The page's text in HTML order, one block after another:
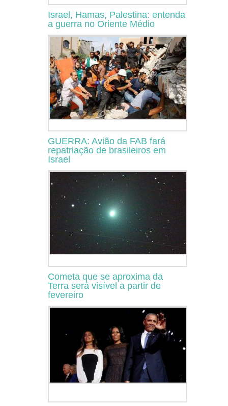
Israel, Hamas, Palestina: entenda
a guerra no Oriente Médio
GUERRA: Avião da FAB fará
repatriação de brasileiros em
Israel
Cometa que se aproxima da
Terra será visível a partir de
fevereiro